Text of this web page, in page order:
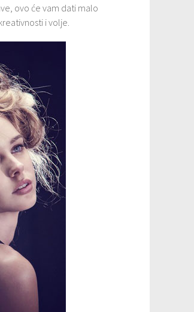
ovo će vam dati malo
i volje.